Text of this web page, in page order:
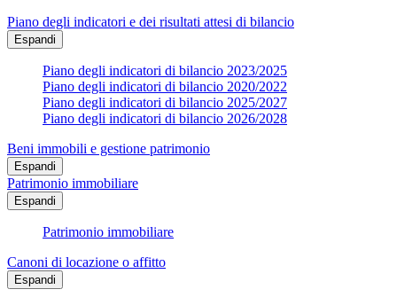
Piano degli indicatori e dei risultati attesi di bilancio
Espandi
Piano degli indicatori di bilancio 2023/2025
Piano degli indicatori di bilancio 2020/2022
Piano degli indicatori di bilancio 2025/2027
Piano degli indicatori di bilancio 2026/2028
Beni immobili e gestione patrimonio
Espandi
Patrimonio immobiliare
Espandi
Patrimonio immobiliare
Canoni di locazione o affitto
Espandi